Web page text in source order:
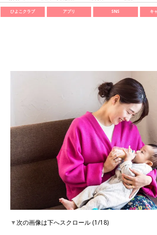
ひよこクラブ アプリ SNS キ
▼次の画像は下へスクロール (1/18)